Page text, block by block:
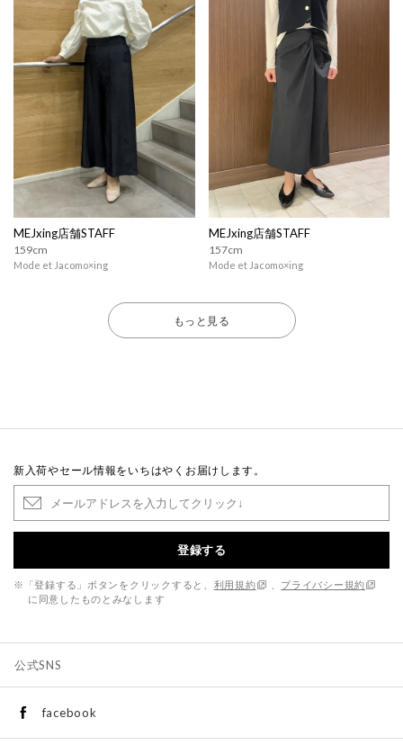
MEJxing店舗STAFF
159cm
Mode et Jacomo×ing
MEJxing店舗STAFF
157cm
Mode et Jacomo×ing
もっと見る
新入荷やセール情報をいちはやくお届けします。
登録する
※「登録する」ボタンをクリックすると、 利用規約
プライバシー規約
に同意したものとみなします
公式SNS
facebook